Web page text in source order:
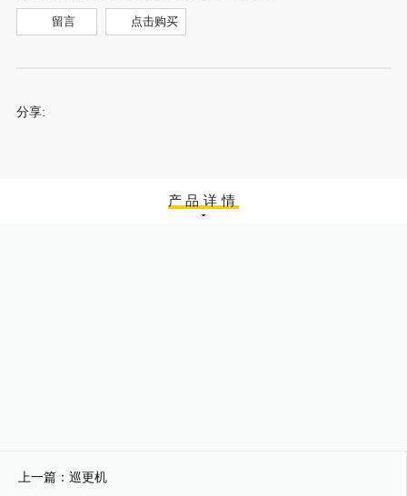
留言 点击购买
分享:
产品详情
上一篇：巡更机